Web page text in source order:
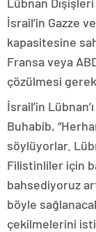
İsrail’in Gazze
kapasitesine
Fransa veya
çözülmesi
İsrail’in
Buhabib,
söylüyorlar.
Filistinliler için
bahsediyoruz
böyle
çekilmelerini